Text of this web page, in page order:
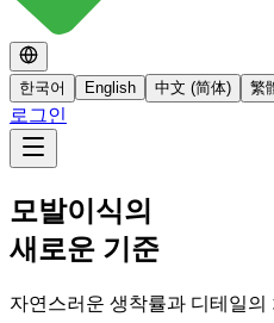
한국어 English 中文 (简体) 繁
로그인
모발이식의
새로운 기준
자연스러운 생착률과 디테일의